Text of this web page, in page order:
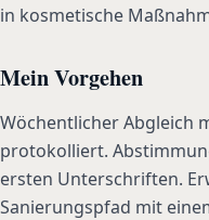
in kosmetische
Mein Vorgehen
Wöchentlicher Abgleich
protokolliert.
ersten Unterschriften.
Sanierungspfad mit